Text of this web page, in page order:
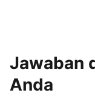
Jawaban
Anda